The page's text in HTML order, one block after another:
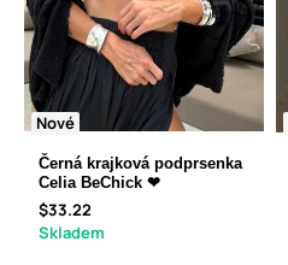
Nové
Černá krajková podprsenka
Celia BeChick ❤
$33.22
Skladem